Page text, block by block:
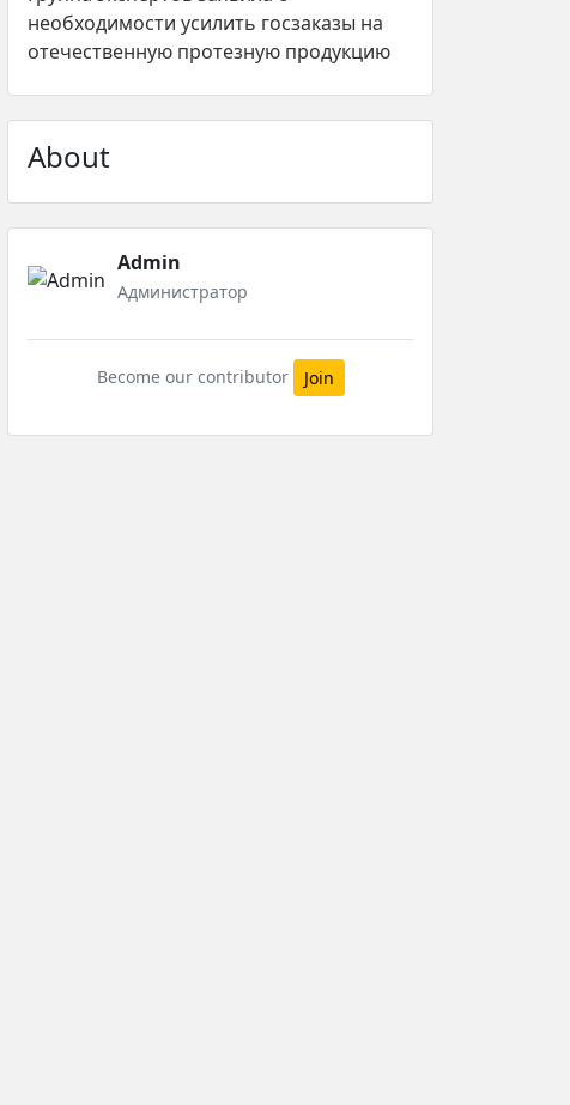
необходимости усилить госзаказы на
отечественную протезную продукцию
About
Admin
Администратор
Become our contributor Join